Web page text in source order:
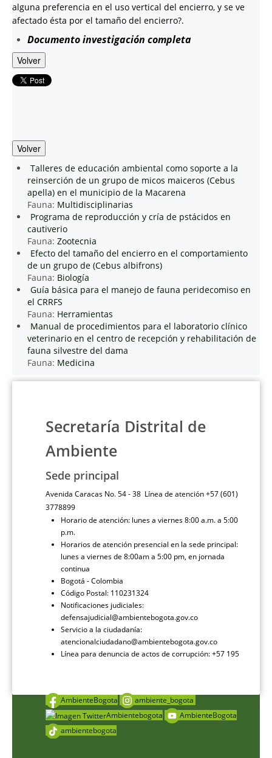
alguna preferencia en el uso vertical del encierro, y se ve
afectado ésta por el tamaño del encierro?.
Documento investigación completa
Volver
Volver
Talleres de educación ambiental como soporte a la
reinserción de un grupo de micos maiceros (Cebus
apella) en el municipio de la Macarena
Fauna: Multidisciplinarias
Programa de reproducción y cría de pstácidos en
cautiverio
Fauna: Zootecnia
Efecto del tamaño del encierro en el comportamiento
de un grupo de (Cebus albifrons)
Fauna: Biología
Guía básica para el manejo de fauna peridecomiso en
el CRRFS
Fauna: Herramientas
Manual de procedimientos para el laboratorio clínico
veterinario en el centro de recepción y rehabilitación de
fauna silvestre del dama
Fauna: Medicina
Secretaría Distrital de
Ambiente
Sede principal
Avenida Caracas No. 54 - 38 Línea de atención +57 (601)
3778899
Horario de atención: lunes a viernes 8:00 a.m. a 5:00
p.m.
Horarios de atención presencial en la sede principal:
lunes a viernes de 8:00am a 5:00 pm, en jornada
continua
Bogotá - Colombia
Código Postal: 110231324
Notificaciones judiciales:
defensajudicial@ambientebogota.gov.co
Servicio a la ciudadanía:
atencionalciudadano@ambientebogota.gov.co
Línea para denuncia de actos de corrupción: +57 195
AmbienteBogota
ambiente_bogota
Ambientebogota
AmbienteBogota
ambientebogota